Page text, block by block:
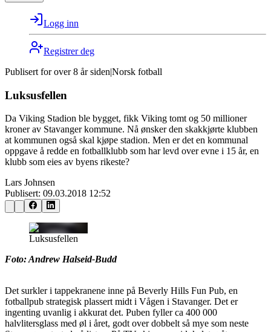
Logg inn
Registrer deg
Publisert for over 8 år siden|Norsk fotball
Luksusfellen
Da Viking Stadion ble bygget, fikk Viking tomt og 50 millioner
kroner av Stavanger kommune. Nå ønsker den skakkjørte klubben
at kommunen også skal kjøpe stadion. Men er det en kommunal
oppgave å redde en fotballklubb som har levd over evne i 15 år, en
klubb som eies av byens rikeste?
Lars Johnsen
Publisert: 09.03.2018 12:52
Luksusfellen
Foto: Andrew Halseid-Budd
Det surkler i tappekranene inne på Beverly Hills Fun Pub, en
fotballpub strategisk plassert midt i Vågen i Stavanger. Det er
ingenting uvanlig i akkurat det. Puben fyller ca 400 000
halvlitersglass med øl i året, godt over dobbelt så mye som neste